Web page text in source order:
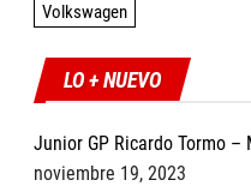
Volkswagen
LO + NUEVO
Junior GP Ricardo Tormo
noviembre 19, 2023